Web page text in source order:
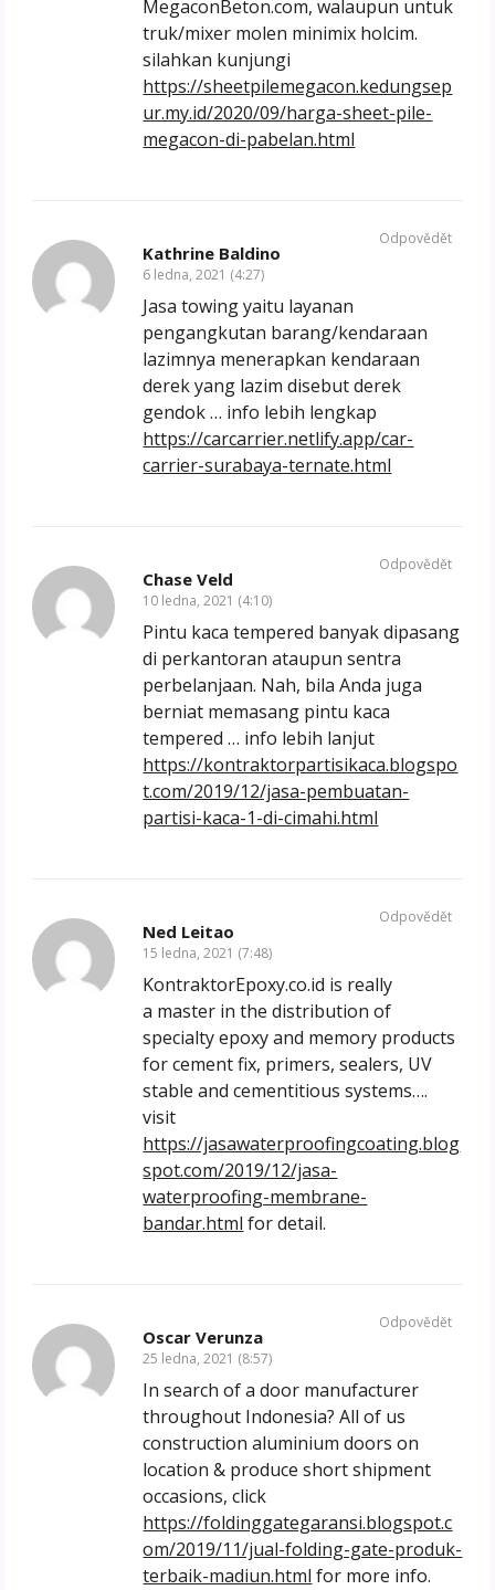
MegaconBeton.com, walaupun untuk
truk/mixer molen minimix holcim.
silahkan kunjungi
https://sheetpilemegacon.kedungsep
ur.my.id/2020/09/harga-sheet-pile-
megacon-di-pabelan.html
Kathrine Baldino
6 ledna, 2021 (4:27)
Jasa towing yaitu layanan
pengangkutan barang/kendaraan
lazimnya menerapkan kendaraan
derek yang lazim disebut derek
gendok … info lebih lengkap
https://carcarrier.netlify.app/car-
carrier-surabaya-ternate.html
Odpovědět
Chase Veld
10 ledna, 2021 (4:10)
Pintu kaca tempered banyak dipasang
di perkantoran ataupun sentra
perbelanjaan. Nah, bila Anda juga
berniat memasang pintu kaca
tempered … info lebih lanjut
https://kontraktorpartisikaca.blogspo
t.com/2019/12/jasa-pembuatan-
partisi-kaca-1-di-cimahi.html
Odpovědět
Ned Leitao
15 ledna, 2021 (7:48)
KontraktorEpoxy.co.id is really
a master in the distribution of
specialty epoxy and memory products
for cement fix, primers, sealers, UV
stable and cementitious systems….
visit
https://jasawaterproofingcoating.blog
spot.com/2019/12/jasa-
waterproofing-membrane-
bandar.html for detail.
Odpovědět
Oscar Verunza
25 ledna, 2021 (8:57)
In search of a door manufacturer
throughout Indonesia? All of us
construction aluminium doors on
location & produce short shipment
occasions, click
https://foldinggategaransi.blogspot.c
om/2019/11/jual-folding-gate-produk-
terbaik-madiun.html for more info.
Odpovědět